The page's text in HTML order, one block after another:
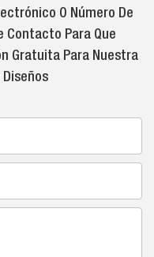
O Número De
Contacto Para Que
Gratuita Para Nuestra
Diseños